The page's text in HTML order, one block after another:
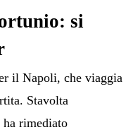
si
il Napoli, che viaggia
Stavolta
rimediato